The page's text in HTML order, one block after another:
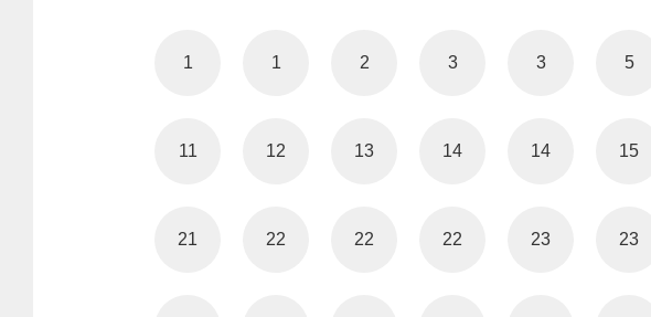
1 1 2 3 3 5
11 12 13 14 14 15
21 22 22 22 23 23